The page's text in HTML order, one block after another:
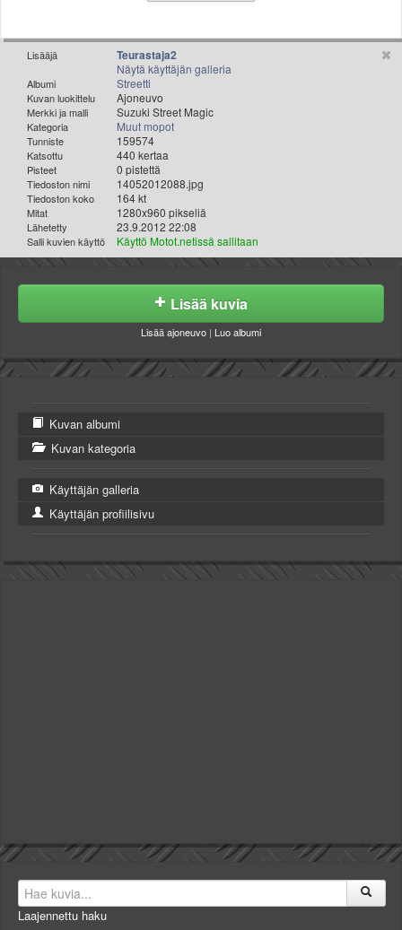
Oulun sää
Rovaniemen sää
MUUT
VIP-jäsenyys
Paidat ja vaatteet
Suunnittele oma paita
Mainostus
Palaute
Kevytversio
Lisääjä Teurastaja2
Näytä käyttäjän galleria
Albumi Streetti
Kuvan luokittelu Ajoneuvo
Merkki ja malli Suzuki Street Magic
Kategoria Muut mopot
Tunniste 159574
Katsottu 440 kertaa
Pisteet 0 pistettä
Tiedoston nimi 14052012088.jpg
Tiedoston koko 164 kt
Mitat 1280x960 pikseliä
Lähetetty 23.9.2012 22:08
Salli kuvien käyttö Käyttö Motot.netissä sallitaan
Lisää kuvia
Lisää ajoneuvo | Luo albumi
Kuvan albumi
Kuvan kategoria
Käyttäjän galleria
Käyttäjän profiilisivu
Laajennettu haku